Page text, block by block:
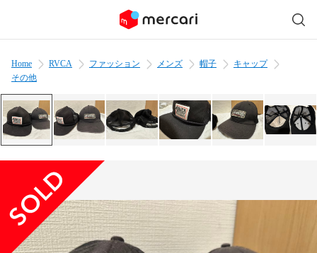
Home RVCA ファッション メンズ 帽子
キャップ
その他